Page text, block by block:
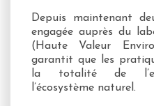
Depuis maintenant
engagée auprès du
(Haute Valeur
garantit que les
la totalité de
l’écosystème naturel.